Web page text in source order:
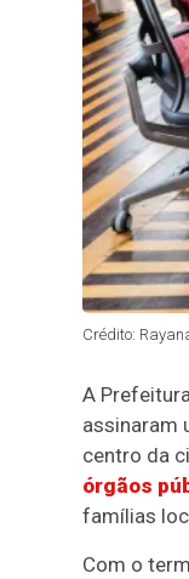
Crédito:
A
assinaram
centro da
órgãos
famílias
Com o